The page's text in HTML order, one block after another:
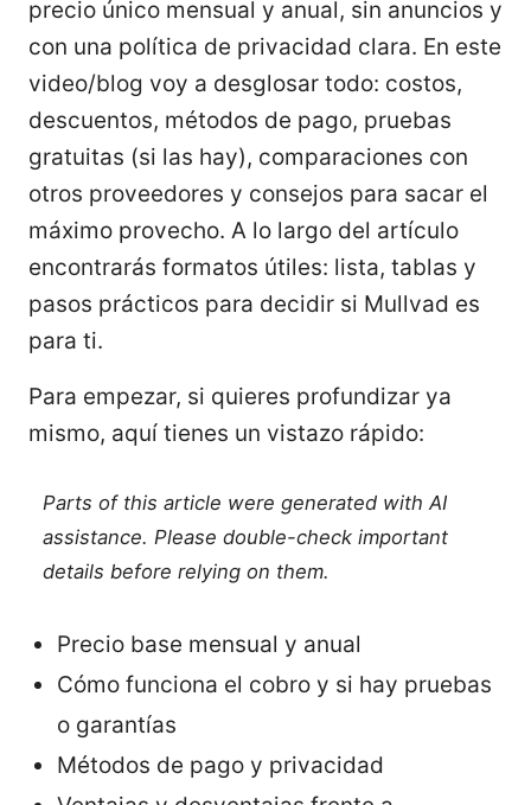
precio único mensual y anual, sin anuncios y
con una política de privacidad clara. En este
video/blog voy a desglosar todo: costos,
descuentos, métodos de pago, pruebas
gratuitas (si las hay), comparaciones con
otros proveedores y consejos para sacar el
máximo provecho. A lo largo del artículo
encontrarás formatos útiles: lista, tablas y
pasos prácticos para decidir si Mullvad es
para ti.
Para empezar, si quieres profundizar ya
mismo, aquí tienes un vistazo rápido:
Parts of this article were generated with AI
assistance. Please double-check important
details before relying on them.
Precio base mensual y anual
Cómo funciona el cobro y si hay pruebas
o garantías
Métodos de pago y privacidad